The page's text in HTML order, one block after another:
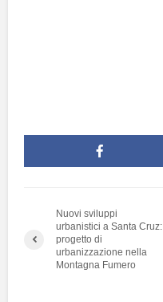
Nuovi sviluppi
urbanistici a Santa Cruz:
progetto di
urbanizzazione nella
Montagna Fumero